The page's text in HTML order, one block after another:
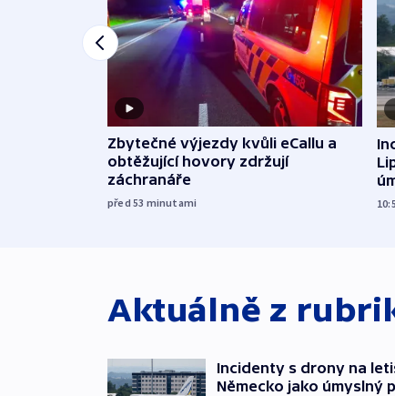
Zbytečné výjezdy kvůli eCallu a
obtěžující hovory zdržují
záchranáře
před 53 minutami
Aktuálně z
Incidenty s drony na
Německo jako úmyslný